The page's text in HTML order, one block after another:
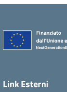
Link Esterni